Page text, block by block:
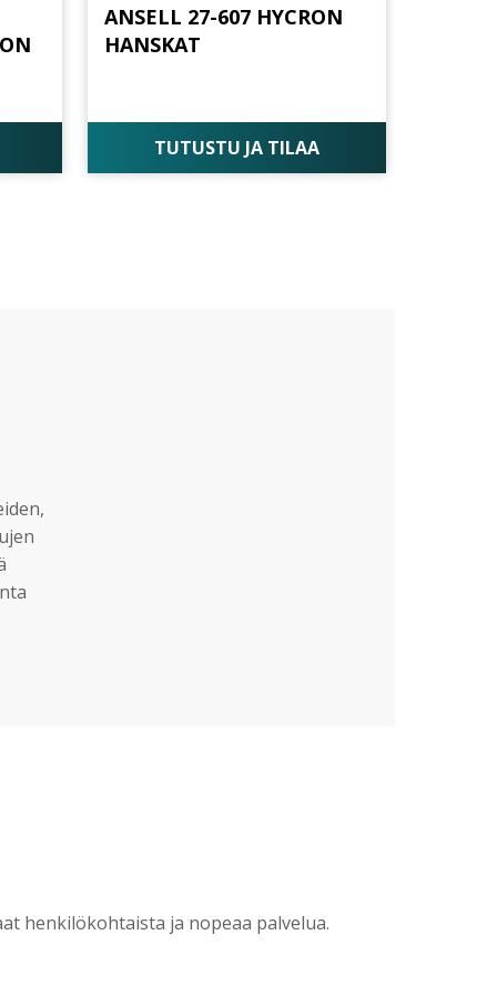
ANSELL 27-607 HYCRON
HANSKAT
TUTUSTU JA TILAA
henkilökohtaista ja nopeaa palvelua.